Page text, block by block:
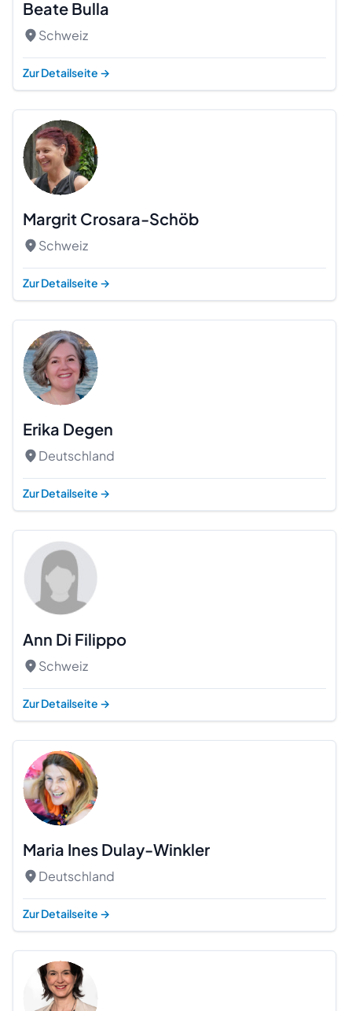
Beate Bulla
Schweiz
Zur Detailseite →
Margrit Crosara-Schöb
Schweiz
Zur Detailseite →
Erika Degen
Deutschland
Zur Detailseite →
Ann Di Filippo
Schweiz
Zur Detailseite →
Maria Ines Dulay-Winkler
Deutschland
Zur Detailseite →